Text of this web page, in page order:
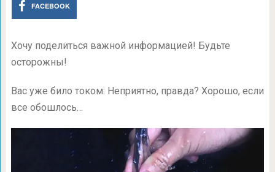
FACEBOOK
Хочу поделиться важной информацией! Будьте
осторожны!
Вас уже било током: Неприятно, правда? Хорошо, если
все обошлось…